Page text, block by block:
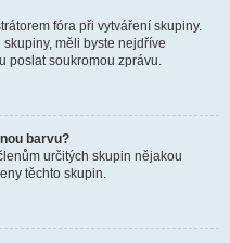
fóra při vytváření skupiny.
měli byste nejdříve
poslat soukromou zprávu.
barvu?
určitých skupin nějakou
těchto skupin.